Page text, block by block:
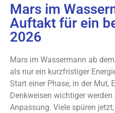
Mars im
Auftakt für ein
2026
Mars im Wassermann ab
als nur ein kurzfristiger
Start einer Phase, in der Mut,
Denkweisen wichtiger
Anpassung. Viele spüren